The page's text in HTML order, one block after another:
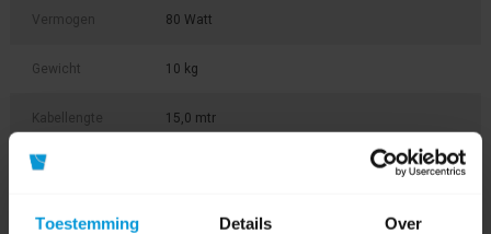
Toestemming Details Over
Vermogen 80 Watt
Gewicht 10 kg
Kabellengte 15,0 mtr
Afmeting
Vermogen 230V (50 Hz)